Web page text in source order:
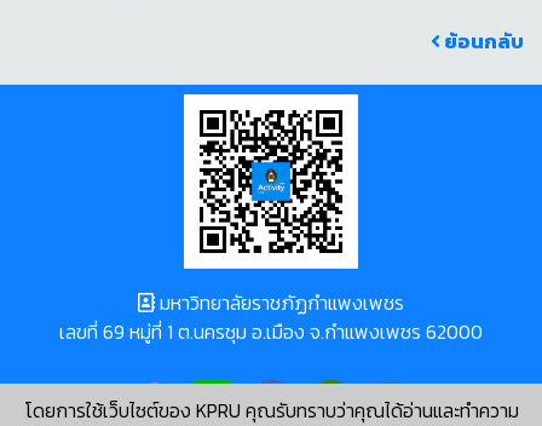
ย้อนกลับ
โดยการใช้เว็บไซต์ของ KPRU คุณรับทราบว่าคุณได้อ่านและทำความ
มหาวิทยาลัยราชภัฏกำแพงเพชร
เลขที่ 69 หมู่ที่ 1 ต.นครชุม อ.เมือง จ.กำแพงเพชร 62000